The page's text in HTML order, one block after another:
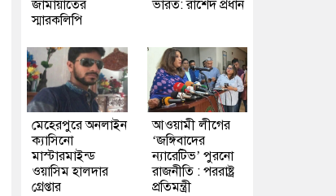
জামায়াতের
স্মারকলিপি
ভারত: রাশেদ প্রধান
মেহেরপুরে অনলাইন
ক্যাসিনো
মাস্টারমাইন্ড
ওয়াসিম হালদার
গ্রেপ্তার
আওয়ামী লীগের
‘জঙ্গিবাদের
ন্যারেটিভ’ পুরনো
রাজনীতি : পররাষ্ট্র
প্রতিমন্ত্রী